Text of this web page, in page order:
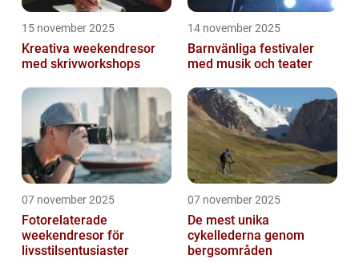
15 november 2025
Kreativa weekendresor
med skrivworkshops
14 november 2025
Barnvänliga festivaler
med musik och teater
07 november 2025
Fotorelaterade
weekendresor för
livsstilsentusiaster
07 november 2025
De mest unika
cykellederna genom
bergsområden